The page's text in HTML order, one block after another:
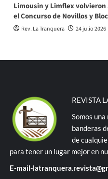
Limousin y Limflex
el Concurso de Novillos y
Rev. La Tranquera 24 julio 2026
REVISTA
Somos
banderas
de
para tener un lugar mejor en
E-mail-